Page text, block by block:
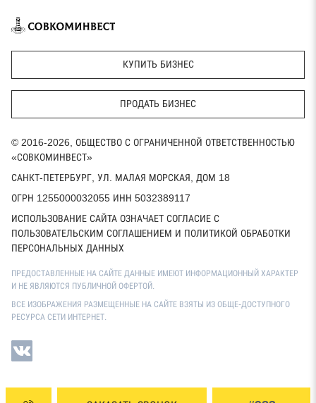
КУПИТЬ БИЗНЕС
ПРОДАТЬ БИЗНЕС
© 2016-2026, ОБЩЕСТВО С ОГРАНИЧЕННОЙ ОТВЕТСТВЕННОСТЬЮ
«СОВКОМИНВЕСТ»
САНКТ-ПЕТЕРБУРГ, УЛ. МАЛАЯ МОРСКАЯ, ДОМ 18
ОГРН 1255000032055 ИНН 5032389117
ИСПОЛЬЗОВАНИЕ САЙТА ОЗНАЧАЕТ СОГЛАСИЕ С
ПОЛЬЗОВАТЕЛЬСКИМ СОГЛАШЕНИЕМ И ПОЛИТИКОЙ ОБРАБОТКИ
ПЕРСОНАЛЬНЫХ ДАННЫХ
ПРЕДОСТАВЛЕННЫЕ НА САЙТЕ ДАННЫЕ ИМЕЮТ ИНФОРМАЦИОННЫЙ ХАРАКТЕР
И НЕ ЯВЛЯЮТСЯ ПУБЛИЧНОЙ ОФЕРТОЙ.
ВСЕ ИЗОБРАЖЕНИЯ РАЗМЕЩЕННЫЕ НА САЙТЕ ВЗЯТЫ ИЗ ОБЩЕ-ДОСТУПНОГО
РЕСУРСА СЕТИ ИНТЕРНЕТ.